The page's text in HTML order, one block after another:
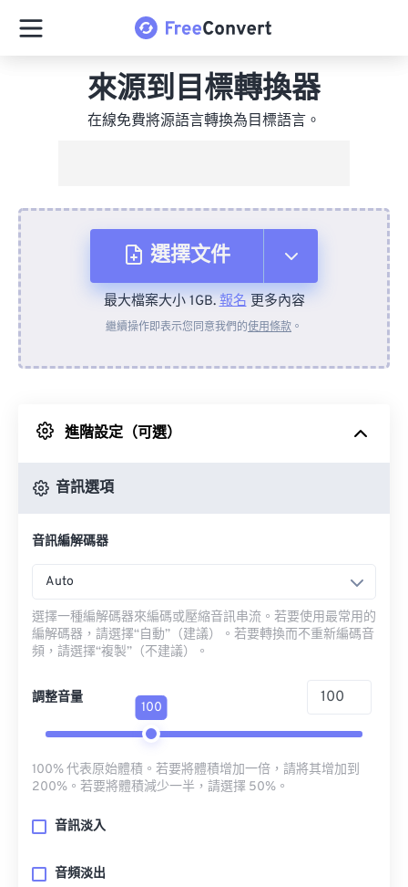
來源到目標轉換器
在線免費將源語言轉換為目標語言。
選擇文件
來自裝置
來自 Google 雲端硬碟
最大檔案大小 1GB.報名更多內容
繼續操作即表示您同意我們的使用條款 。
進階設定（可選）
音訊選項
音訊編解碼器
Auto
選擇一種編解碼器來編碼或壓縮音訊串流。若要使用最常用的
編解碼器，請選擇“自動”（建議）。若要轉換而不重新編碼音
頻，請選擇“複製”（不建議）。
調整音量
100
100% 代表原始體積。若要將體積增加一倍，請將其增加到
200%。若要將體積減少一半，請選擇 50%。
音訊淡入
音頻淡出